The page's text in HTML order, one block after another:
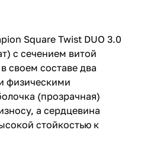
Square Twist DUO 3.0
с сечением витой
своем составе два
физическими
(прозрачная)
а сердцевина
стойкостью к
раз в 2